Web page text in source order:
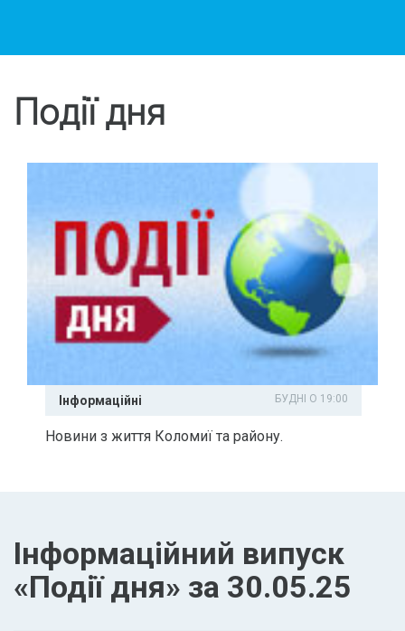
Події дня
Інформаційні БУДНІ О 19:00
Новини з життя Коломиї та району.
Інформаційний випуск
«Події дня» за 30.05.25